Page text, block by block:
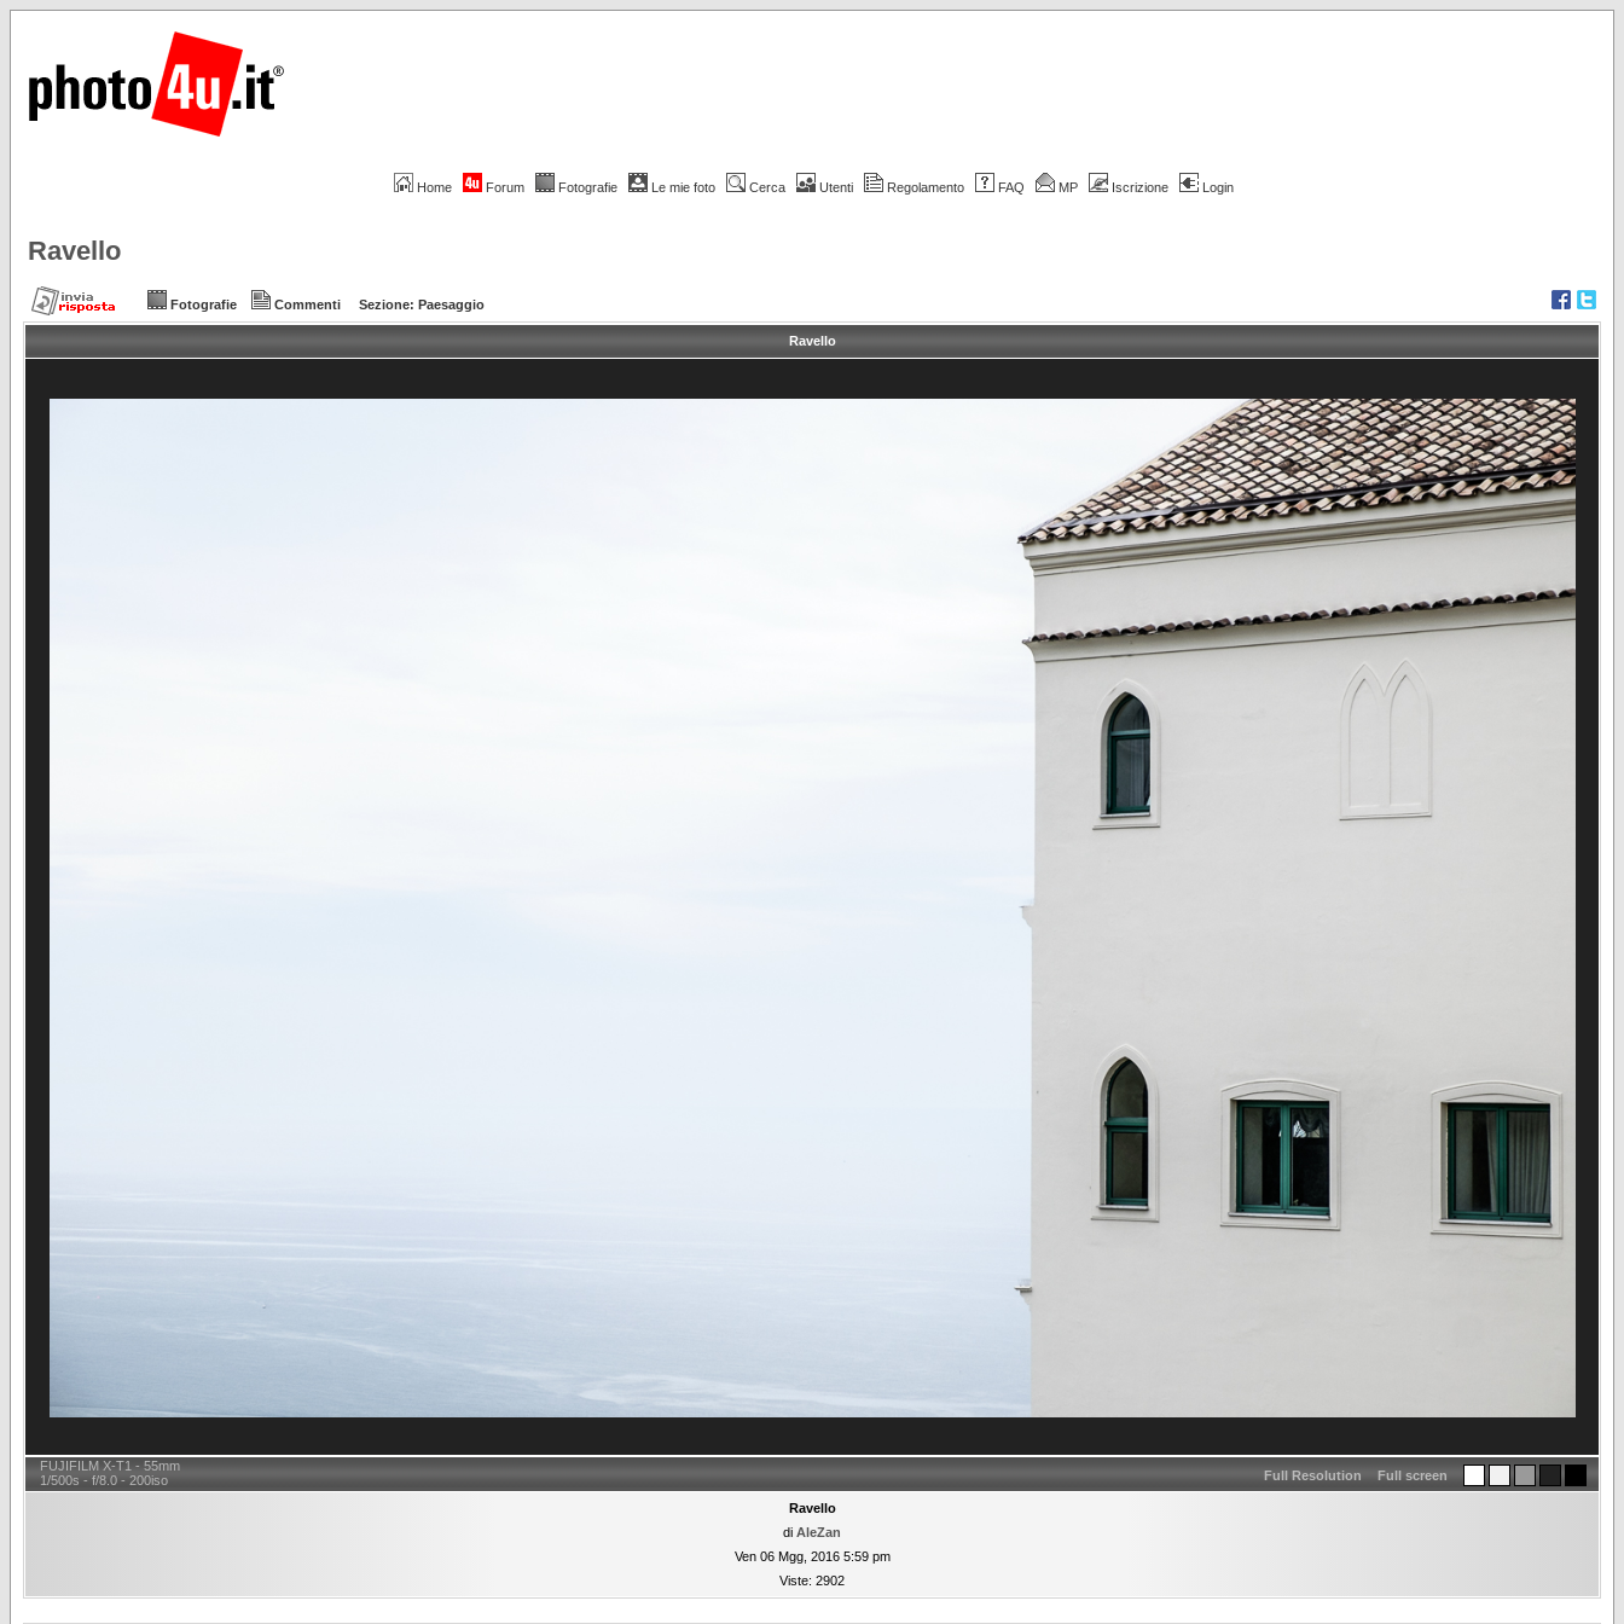
Home Forum Fotografie Le mie foto Cerca Utenti Regolamento FAQ MP Iscrizione Login
Ravello
Fotografie Commenti Sezione: Paesaggio
Ravello
FUJIFILM X-T1 - 55mm
1/500s - f/8.0 - 200iso
Full Resolution Full screen
Ravello
di AleZan
Ven 06 Mgg, 2016 5:59 pm
Viste: 2902